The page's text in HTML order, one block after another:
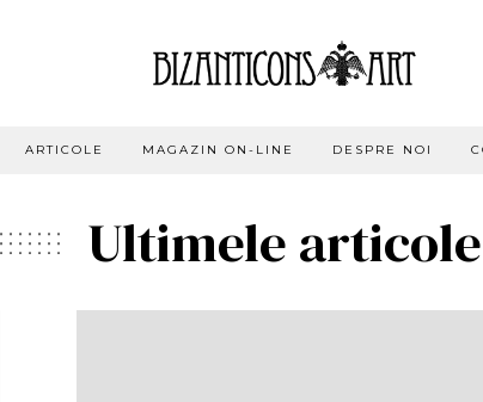
ARTICOLE MAGAZIN ON-LINE DESPRE NOI
Ultimele articole